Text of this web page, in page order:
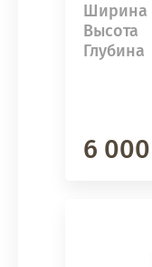
Ширина
Высота
Глубина
6 000